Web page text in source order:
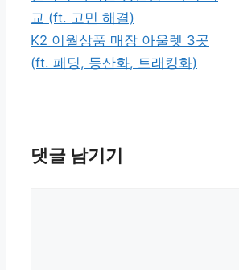
고
리
교 (ft. 고민 해결)
K2 이월상품 매장 아울렛 3곳
(ft. 패딩, 등산화, 트래킹화)
댓글 남기기